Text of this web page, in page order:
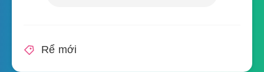
Rể mới